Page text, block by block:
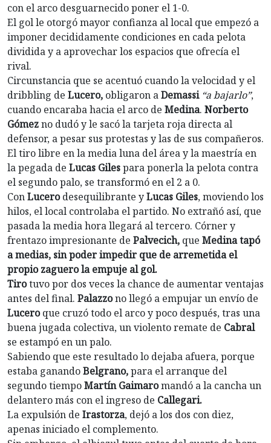
con el arco desguarnecido poner el 1-0.
El gol le otorgó mayor confianza al local que empezó a
imponer decididamente condiciones en cada pelota
dividida y a aprovechar los espacios que ofrecía el
rival.
Circunstancia que se acentuó cuando la velocidad y el
dribbling de Lucero, obligaron aDemassi “a bajarlo”,
cuando encaraba hacia el arco de Medina. Norberto
Gómezno dudó y le sacó la tarjeta roja directa al
defensor, a pesar sus protestas y las de sus compañeros.
El tiro libre en la media luna del área y la maestría en
la pegada de Lucas Gilespara ponerla la pelota contra
el segundo palo, se transformó en el 2 a 0.
ConLucerodesequilibrante yLucas Giles, moviendo los
hilos, el local controlaba el partido. No extrañó así, que
pasada la media hora llegará al tercero. Córner y
frentazo impresionante de Palvecich, que Medina tapó
a medias, sin poder impedir que de arremetida el
propio zaguero la empuje al gol.
Tirotuvo por dos veces la chance de aumentar ventajas
antes del final. Palazzono llegó a empujar un envío de
Luceroque cruzó todo el arco y poco después, tras una
buena jugada colectiva, un violento remate de Cabral
se estampó en un palo.
Sabiendo que este resultado lo dejaba afuera, porque
estaba ganandoBelgrano,para el arranque del
segundo tiempoMartín Gaimaromandó a la cancha un
delantero más con el ingreso de Callegari.
La expulsión de Irastorza, dejó a los dos con diez,
apenas iniciado el complemento.